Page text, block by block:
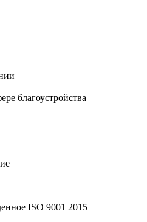
благоустройства
ISO 9001 2015